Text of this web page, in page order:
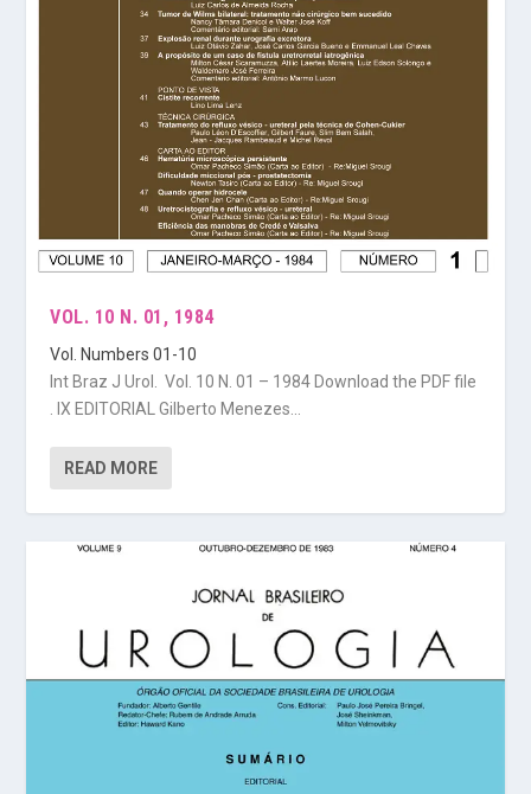
VOL. 10 N. 01, 1984
Vol. Numbers 01-10
Int Braz J Urol. Vol. 10 N. 01 – 1984 Download the PDF file
. IX EDITORIAL Gilberto Menezes...
READ MORE